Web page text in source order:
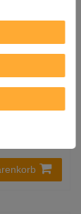
KEE Süß-
Sauer
Süß-